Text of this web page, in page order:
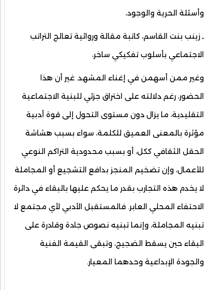
وأسئلة الحرية والوجود،
ـ زينب بنت القاسم، كاتبة مقالة وروائية تعالج التراتب
الاجتماعي بأسلوب تفكيكي ساخر،
وغير ممن أسهمن في إغناء المشهد. غير أن هذا
الحضور، رغم دلالته على اختراق جزئي للبنية الاجتماعية
التقليدية، ما يزال دون مستوى التحول إلى قوة أدبية
مؤثرة بالمعنى العميق للكلمة، سواء بسبب هشاشة
الحقل الثقافي ككل، أو بسبب محدودية التراكم النوعي
للأعمال، وإن تضخيم المنجز بدافع التشجيع أو المجاملة
لا يخدم هذه التجارب بقدر ما يحكم عليها بالبقاء في دائرة
الاحتفاء المحلي العابر. فالمستقبل الأدبي لأي مجتمع لا
تبنيه المجاملة، وإنما تبنيه نصوص جادة وقادرة على
البقاء حين يسقط الضجيج، وتبقى القيمة الفنية
والجودة الإبداعية وحدهما المعيار.